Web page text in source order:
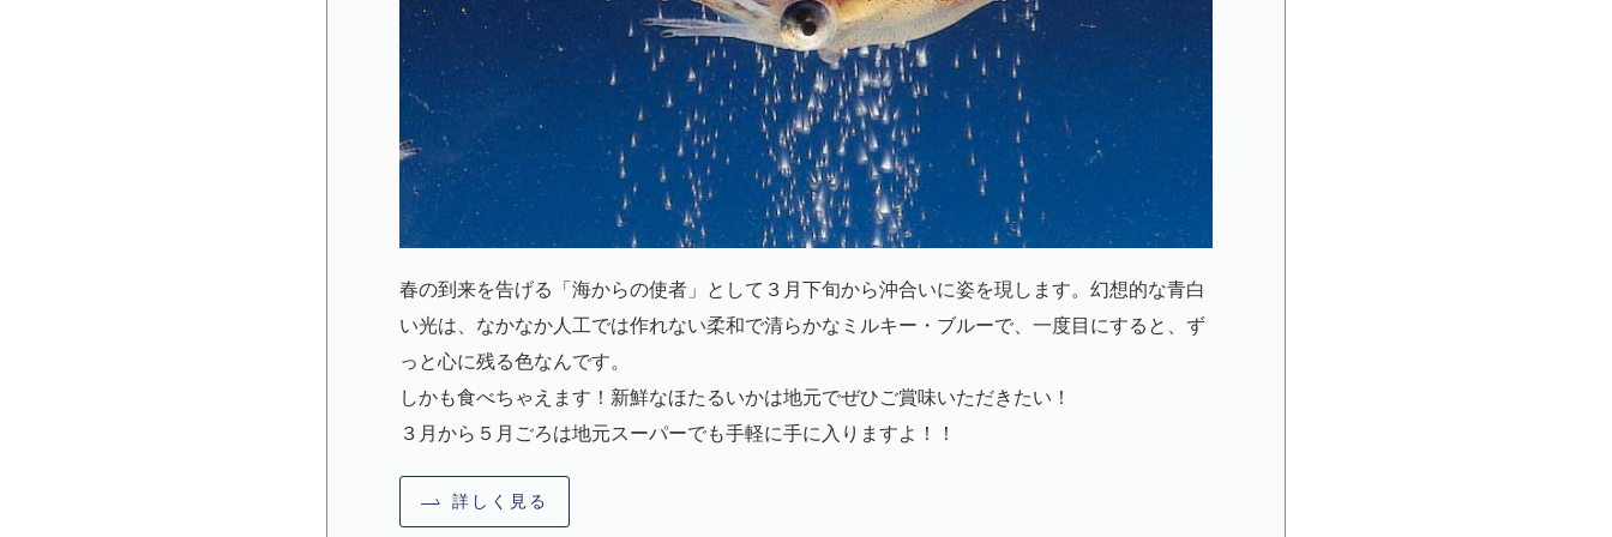
春の到来を告げる「海からの使者」として３月下旬から沖合いに姿を現します。幻想的な青白
い光は、なかなか人工では作れない柔和で清らかなミルキー・ブルーで、一度目にすると、ず
っと心に残る色なんです。
しかも食べちゃえます！新鮮なほたるいかは地元でぜひご賞味いただきたい！
３月から５月ごろは地元スーパーでも手軽に手に入りますよ！！
詳しく見る